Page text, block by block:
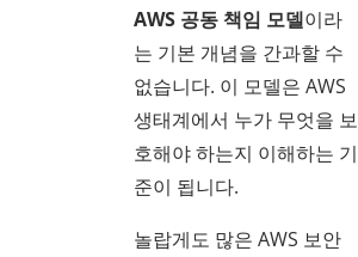
AWS 공동 책임 모델이라
는 기본 개념을 간과할 수
없습니다. 이 모델은 AWS
생태계에서 누가 무엇을 보
호해야 하는지 이해하는 기
준이 됩니다.
놀랍게도 많은 AWS 보안